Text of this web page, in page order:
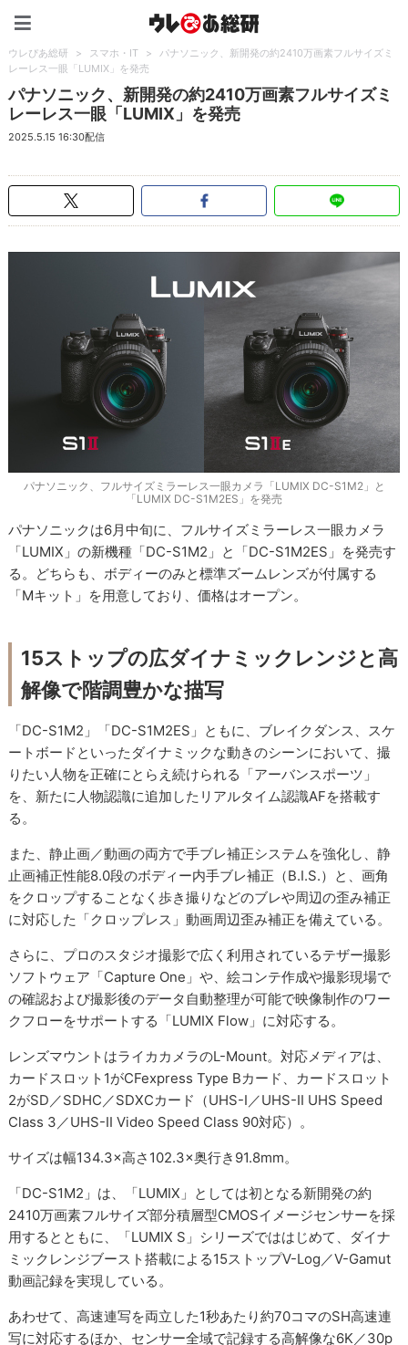
ウレぴあ総研 > スマホ・IT >
パナソニック、新開発の約2410万画素フルサイズミ
レーレス一眼「LUMIX」を発売
パナソニック、新開発の約2410万画素フルサイズミ
レーレス一眼「LUMIX」を発売
2025.5.15 16:30配信
パナソニック、フルサイズミラーレス一眼カメラ「LUMIX DC-S1M2」と
「LUMIX DC-S1M2ES」を発売
パナソニックは6月中旬に、フルサイズミラーレス一眼カメラ
「LUMIX」の新機種「DC-S1M2」と「DC-S1M2ES」を発売す
る。どちらも、ボディーのみと標準ズームレンズが付属する
「Mキット」を用意しており、価格はオープン。
15ストップの広ダイナミックレンジと高
解像で階調豊かな描写
「DC-S1M2」「DC-S1M2ES」ともに、ブレイクダンス、スケ
ートボードといったダイナミックな動きのシーンにおいて、撮
りたい人物を正確にとらえ続けられる「アーバンスポーツ」
を、新たに人物認識に追加したリアルタイム認識AFを搭載す
る。
また、静止画／動画の両方で手ブレ補正システムを強化し、静
止画補正性能8.0段のボディー内手ブレ補正（B.I.S.）と、画角
をクロップすることなく歩き撮りなどのブレや周辺の歪み補正
に対応した「クロップレス」動画周辺歪み補正を備えている。
さらに、プロのスタジオ撮影で広く利用されているテザー撮影
ソフトウェア「Capture One」や、絵コンテ作成や撮影現場で
の確認および撮影後のデータ自動整理が可能で映像制作のワー
クフローをサポートする「LUMIX Flow」に対応する。
レンズマウントはライカカメラのL-Mount。対応メディアは、
カードスロット1がCFexpress Type Bカード、カードスロット
2がSD／SDHC／SDXCカード（UHS-I／UHS-II UHS Speed
Class 3／UHS-II Video Speed Class 90対応）。
サイズは幅134.3×高さ102.3×奥行き91.8mm。
「DC-S1M2」は、「LUMIX」としては初となる新開発の約
2410万画素フルサイズ部分積層型CMOSイメージセンサーを採
用するとともに、「LUMIX S」シリーズでははじめて、ダイナ
ミックレンジブースト搭載による15ストップV-Log／V-Gamut
動画記録を実現している。
あわせて、高速連写を両立した1秒あたり約70コマのSH高速連
写に対応するほか、センサー全域で記録する高解像な6K／30p